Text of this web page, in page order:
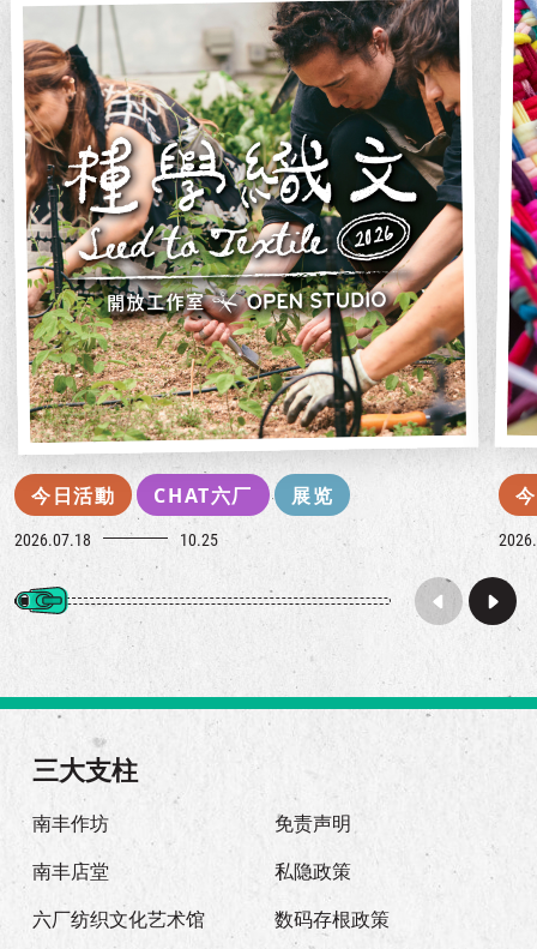
今日活動 CHAT六厂 展览
2026.07.18 10.25
三大支柱
南丰作坊
南丰店堂
六厂纺织文化艺术馆
免责声明
私隐政策
数码存根政策